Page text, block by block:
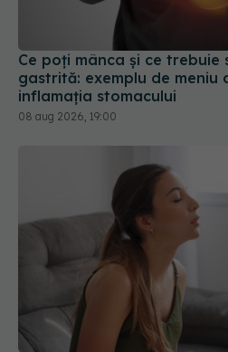
Ce poți mânca și ce trebuie
gastrită: exemplu de meniu
inflamația stomacului
08 aug 2026, 19:00